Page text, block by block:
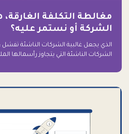
مغالطة التكلفة
الشركة أو نستمر عليه؟
الذي يجعل غالبية الشركات الناشئة
الشركات الناشئة التي يتجاوز رأسمالها